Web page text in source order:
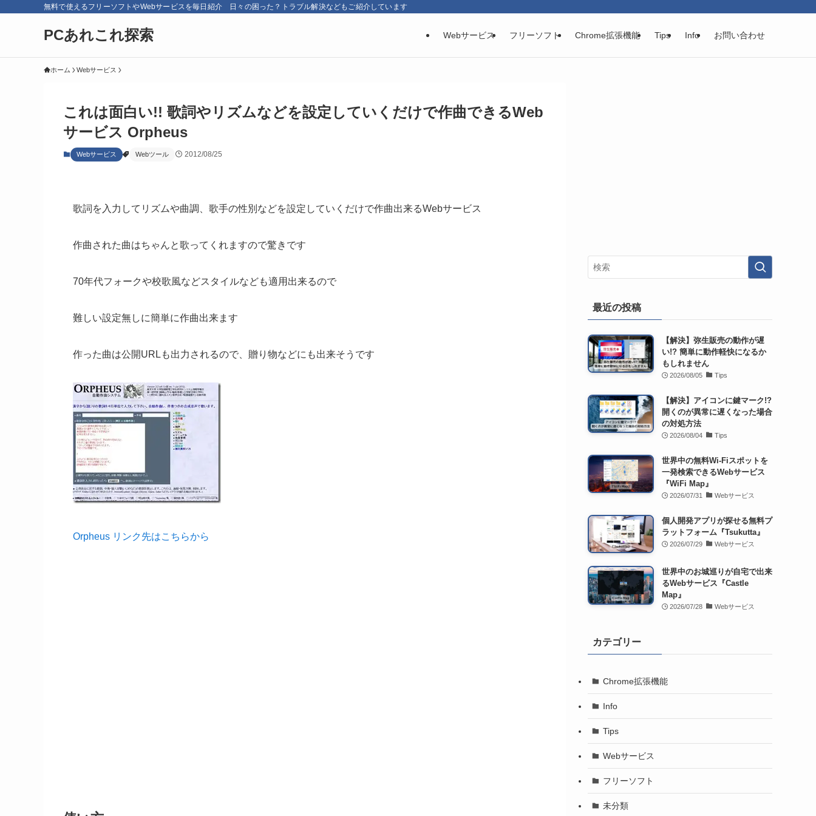
無料で使えるフリーソフトやWebサービスを毎日紹介 日々の困った？トラブル解決などもご紹介しています
PCあれこれ探索 Webサービス フリーソフト Chrome拡張機能 Tips Info お問い合わせ
ホーム Webサービス
これは面白い!! 歌詞やリズムなどを設定していくだけで作曲できるWeb
サービス Orpheus
Webサービス Webツール 2012/08/25
歌詞を入力してリズムや曲調、歌手の性別などを設定していくだけで作曲出来るWebサービス
作曲された曲はちゃんと歌ってくれますので驚きです
70年代フォークや校歌風などスタイルなども適用出来るので
難しい設定無しに簡単に作曲出来ます
作った曲は公開URLも出力されるので、贈り物などにも出来そうです
Orpheus リンク先はこちらから
最近の投稿
【解決】弥生販売の動作が遅
い!? 簡単に動作軽快になるか
もしれません
2026/08/05 Tips
【解決】アイコンに鍵マーク!?
開くのが異常に遅くなった場合
の対処方法
2026/08/04 Tips
世界中の無料Wi-Fiスポットを
一発検索できるWebサービス
『WiFi Map』
2026/07/31 Webサービス
個人開発アプリが探せる無料プ
ラットフォーム『Tsukutta』
2026/07/29 Webサービス
世界中のお城巡りが自宅で出来
るWebサービス『Castle
Map』
2026/07/28 Webサービス
カテゴリー
Chrome拡張機能
Info
Tips
Webサービス
フリーソフト
未分類